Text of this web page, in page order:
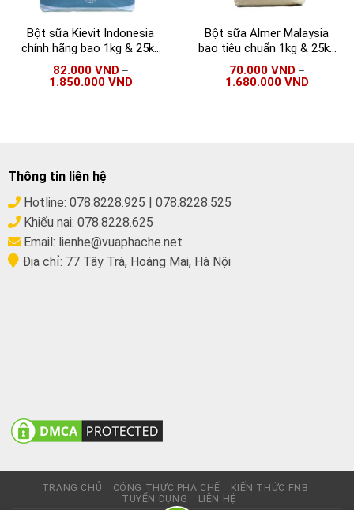
Bột sữa Kievit Indonesia
chính hãng bao 1kg & 25kg
| Bột Indo Kievit Vana
Blanca
82.000 VND–
1.850.000 VND
Bột sữa Almer Malaysia
bao tiêu chuẩn 1kg & 25kg
| Nguyên liệu trà sữa
70.000 VND–
1.680.000 VND
Thông tin liên hệ
Hotline: 078.8228.925 | 078.8228.525
Khiếu nại: 078.8228.625
Email: lienhe@vuaphache.net
Địa chỉ: 77 Tây Trà, Hoàng Mai, Hà Nội
TRANG CHỦ CÔNG THỨC PHA CHẾ
KIẾN THỨC FNB
TUYỂN DỤNG
LIÊN HỆ